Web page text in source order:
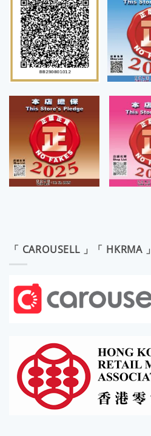
「 CAROUSELL 」「 HKRMA 」